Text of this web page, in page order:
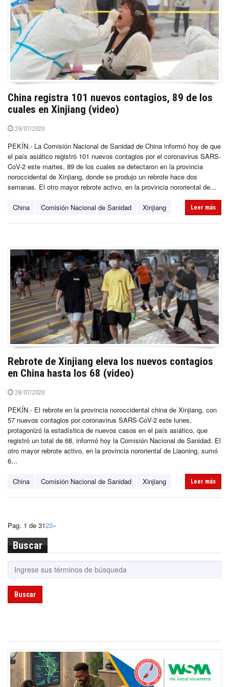
China registra 101 nuevos contagios, 89 de los
cuales en Xinjiang (video)
29/07/2020
PEKÍN.- La Comisión Nacional de Sanidad de China informó hoy de que
el país asiático registró 101 nuevos contagios por el coronavirus SARS-
CoV-2 este martes, 89 de los cuales se detectaron en la provincia
noroccidental de Xinjiang, donde se produjo un rebrote hace dos
semanas. El otro mayor rebrote activo, en la provincia nororiental de...
China Comisión Nacional de Sanidad Xinjiang Leer más
Rebrote de Xinjiang eleva los nuevos contagios
en China hasta los 68 (video)
28/07/2020
PEKÍN.- El rebrote en la provincia noroccidental china de Xinjiang, con
57 nuevos contagios por coronavirus SARS-CoV-2 este lunes,
protagonizó la estadística de nuevos casos en el país asiático, que
registró un total de 68, informó hoy la Comisión Nacional de Sanidad. El
otro mayor rebrote activo, en la provincia nororiental de Liaoning, sumó
6...
China Comisión Nacional de Sanidad Xinjiang Leer más
Pag. 1 de 3123»
Buscar
Buscar